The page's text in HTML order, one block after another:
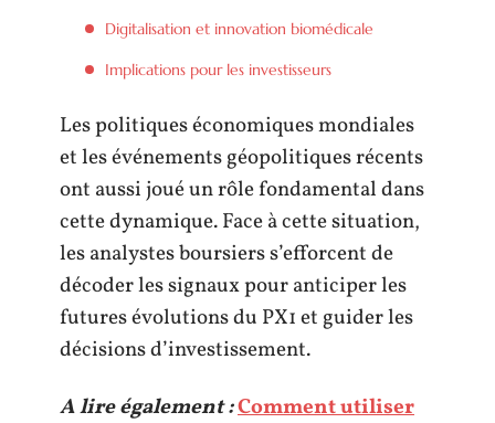
Digitalisation et innovation biomédicale
Implications pour les investisseurs
Les politiques économiques mondiales
et les événements géopolitiques récents
ont aussi joué un rôle fondamental dans
cette dynamique. Face à cette situation,
les analystes boursiers s’efforcent de
décoder les signaux pour anticiper les
futures évolutions du PX1 et guider les
décisions d’investissement.
A lire également :Comment utiliser